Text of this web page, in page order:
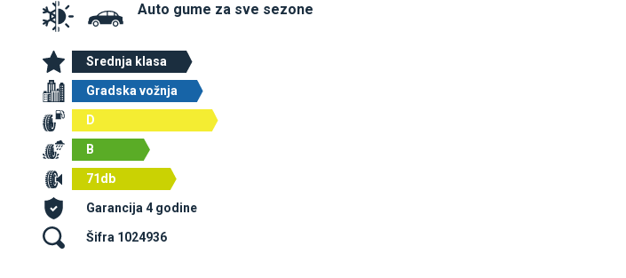
Auto gume za sve sezone
Srednja klasa
Gradska vožnja
D
B
71db
Garancija 4 godine
Šifra 1024936